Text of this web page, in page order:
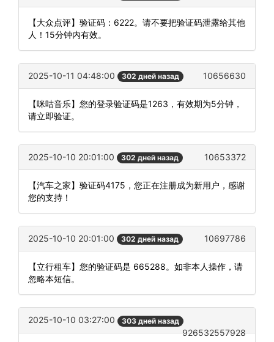
【大众点评】验证码：6222。请不要把验证码泄露给其他
人！15分钟内有效。
2025-10-11 04:48:00 302 дней назад 10656630
【咪咕音乐】您的登录验证码是1263，有效期为5分钟，
请立即验证。
2025-10-10 20:01:00 302 дней назад 10653372
【汽车之家】验证码4175，您正在注册成为新用户，感谢
您的支持！
2025-10-10 20:01:00 302 дней назад 10697786
【立行租车】您的验证码是 665288。如非本人操作，请
忽略本短信。
2025-10-10 03:27:00 303 дней назад
926532557928